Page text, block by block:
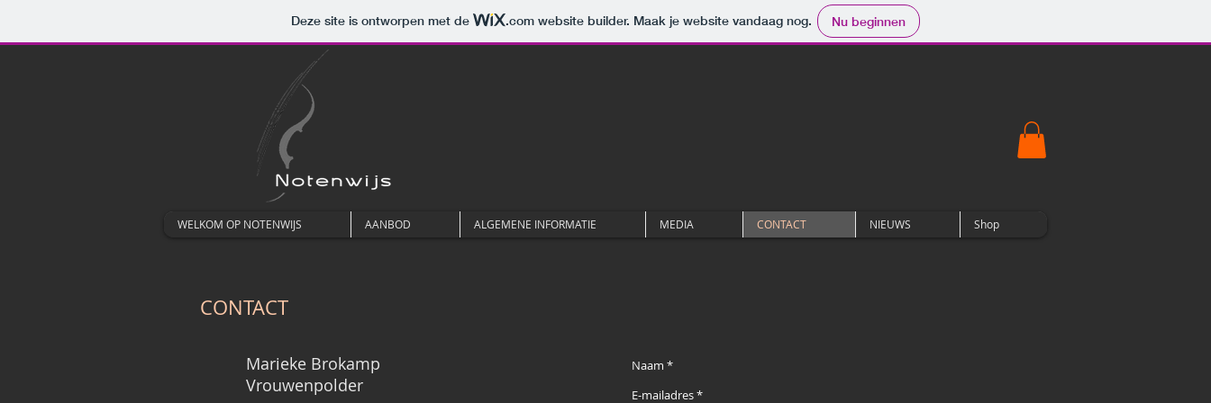
Deze site is ontworpen met de .com website builder. Maak je website vandaag nog. Nu beginnen
WELKOM OP NOTENWIJS AANBOD ALGEMENE INFORMATIE MEDIA CONTACT NIEUWS Shop
CONTACT
Marieke Brokamp
Vrouwenpolder